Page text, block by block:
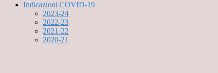
Indicazioni COVID-19
2023-24
2022-23
2021-22
2020-21